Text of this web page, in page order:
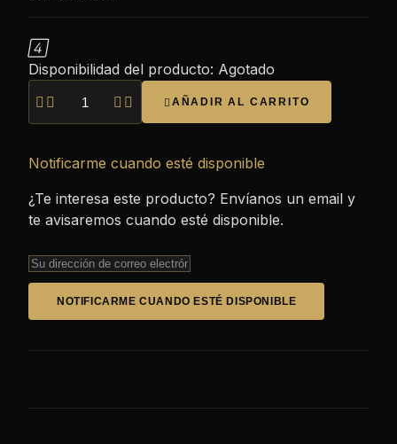

Disponibilidad del producto: Agotado
     AÑADIR AL CARRITO
Notificarme cuando esté disponible
¿Te interesa este producto? Envíanos un email y
te avisaremos cuando esté disponible.
NOTIFICARME CUANDO ESTÉ DISPONIBLE